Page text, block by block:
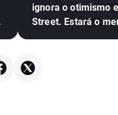
ignora o otimismo
Street. Estará o